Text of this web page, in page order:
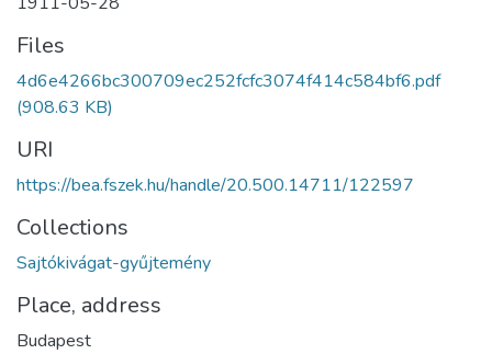
Files
4d6e4266bc300709ec252fcfc3074f414c584bf6.pdf
(908.63 KB)
URI
https://bea.fszek.hu/handle/20.500.14711/122597
Collections
Sajtókivágat-gyűjtemény
Place, address
Budapest